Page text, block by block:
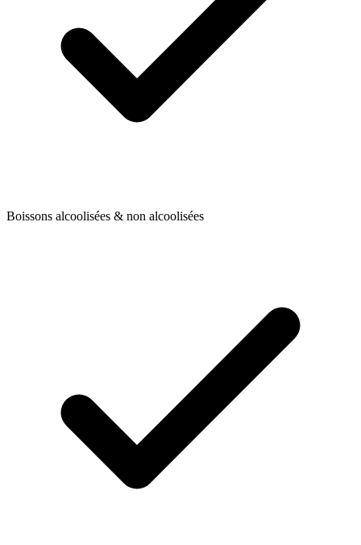
Boissons alcoolisées & non alcoolisées